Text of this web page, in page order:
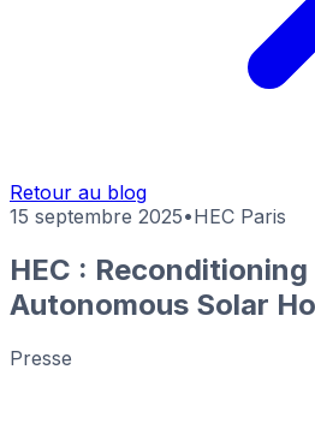
Retour au blog
15 septembre 2025•HEC Paris
HEC :
Autonomous Solar
Presse